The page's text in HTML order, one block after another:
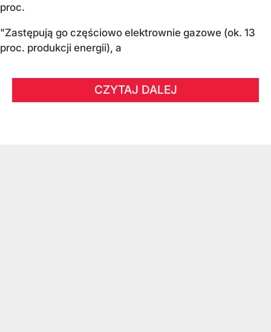
proc.
"Zastępują go częściowo elektrownie gazowe (ok. 13
proc. produkcji energii), a
CZYTAJ DALEJ